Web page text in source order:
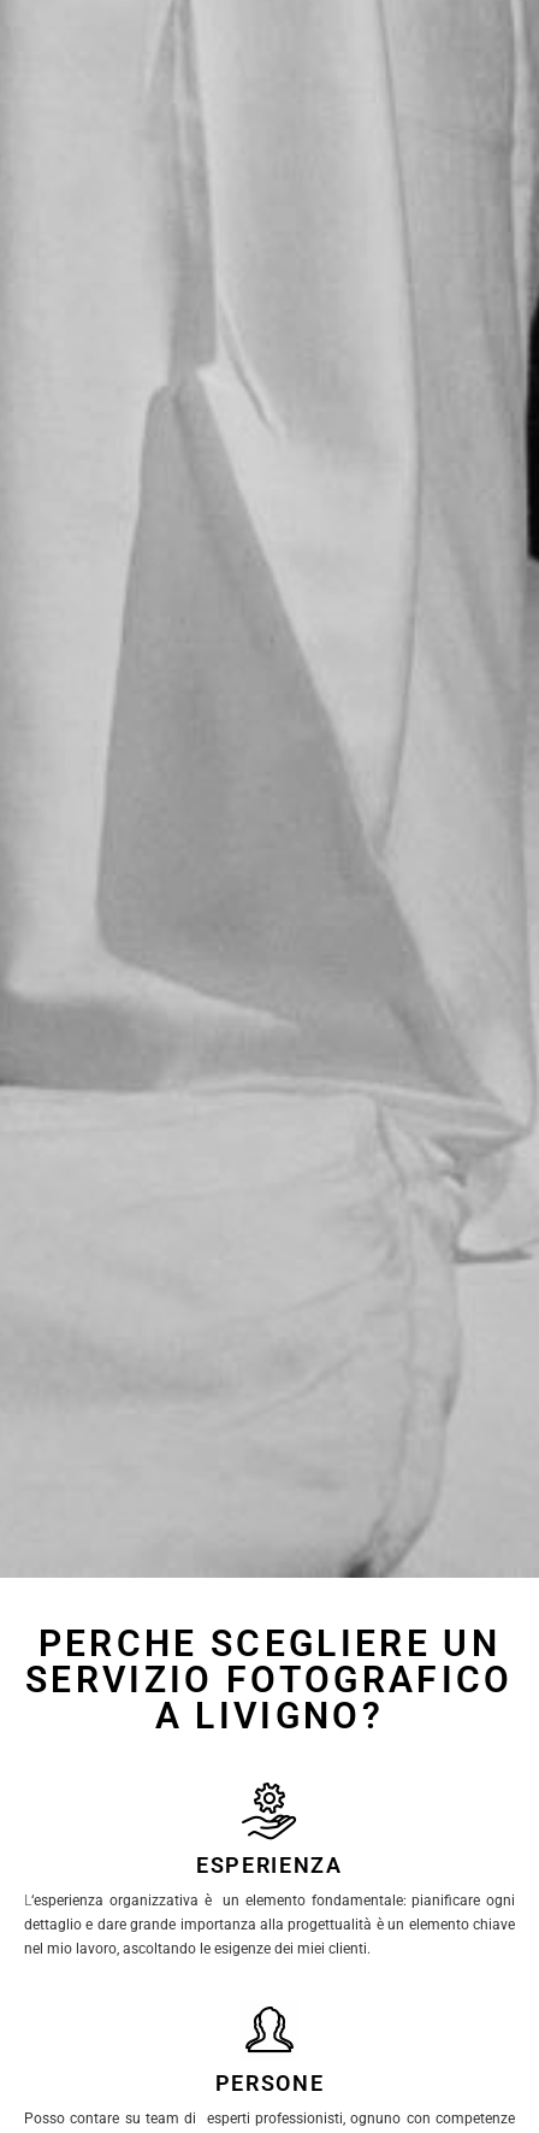
PERCHE SCEGLIERE UN
SERVIZIO FOTOGRAFICO
A LIVIGNO?
ESPERIENZA
L‘esperienza organizzativa è un elemento fondamentale: pianificare ogni
dettaglio e dare grande importanza alla progettualità è un elemento chiave
nel mio lavoro, ascoltando le esigenze dei miei clienti.
PERSONE
Posso contare su team di esperti professionisti, ognuno con competenze